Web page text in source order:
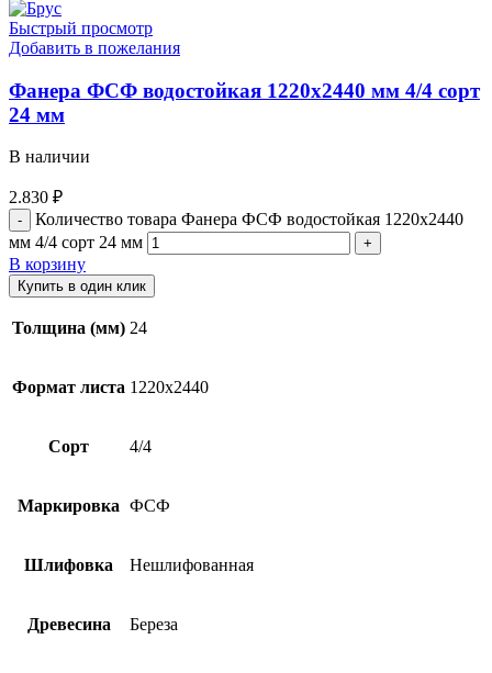
Быстрый просмотр
Добавить в пожелания
Фанера ФСФ водостойкая 1220х2440 мм 4/4 сорт
24 мм
В наличии
2.830 ₽
Количество товара Фанера ФСФ водостойкая 1220х2440
мм 4/4 сорт 24 мм
В корзину
Купить в один клик
Толщина (мм) 24
Формат листа 1220х2440
Сорт 4/4
Маркировка ФСФ
Шлифовка Нешлифованная
Древесина Береза